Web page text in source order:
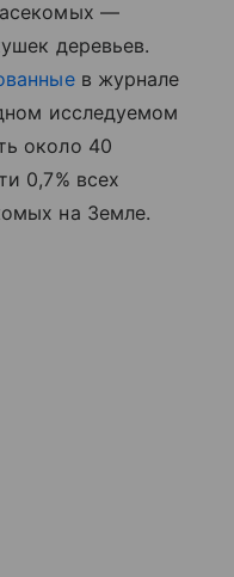
—
деревьев.
в журнале
исследуемом
около 40
0,7% всех
на Земле.